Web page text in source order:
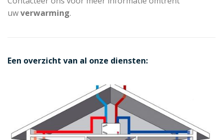
uwverwarming.
Een overzicht van al onze diensten: